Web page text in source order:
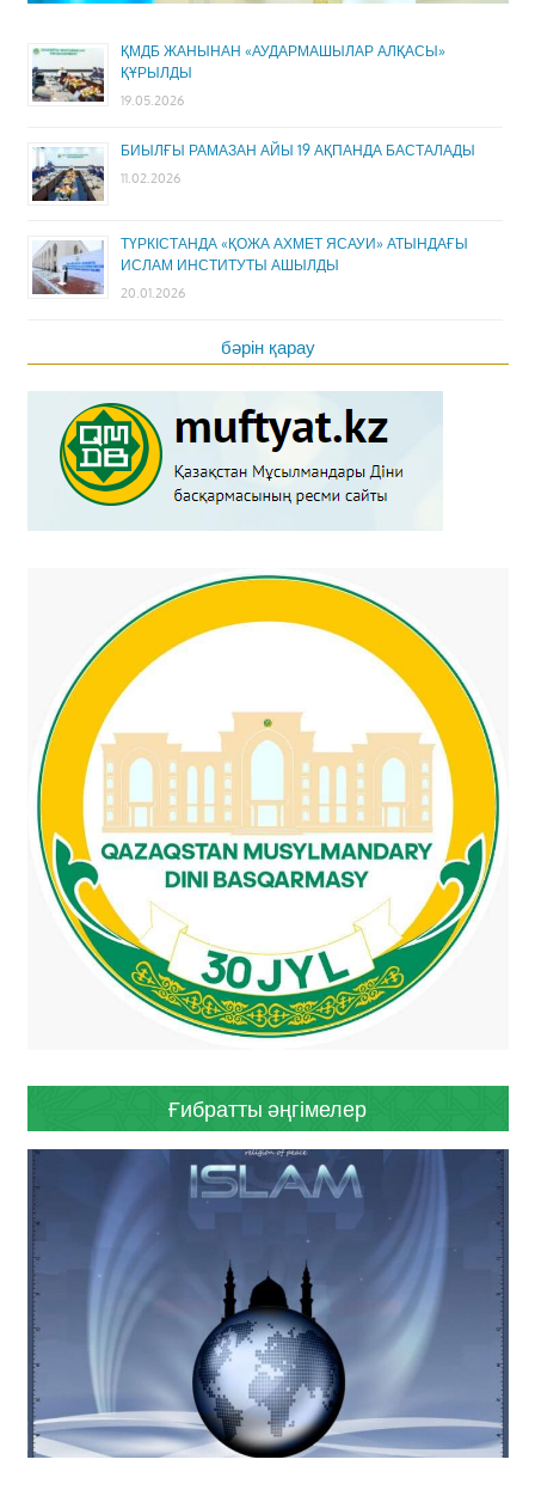
ҚМДБ ЖАНЫНАН «АУДАРМАШЫЛАР АЛҚАСЫ»
ҚҰРЫЛДЫ
19.05.2026
БИЫЛҒЫ РАМАЗАН АЙЫ 19 АҚПАНДА БАСТАЛАДЫ
11.02.2026
ТҮРКІСТАНДА «ҚОЖА АХМЕТ ЯСАУИ» АТЫНДАҒЫ
ИСЛАМ ИНСТИТУТЫ АШЫЛДЫ
20.01.2026
бәрін қарау
Ғибратты әңгімелер